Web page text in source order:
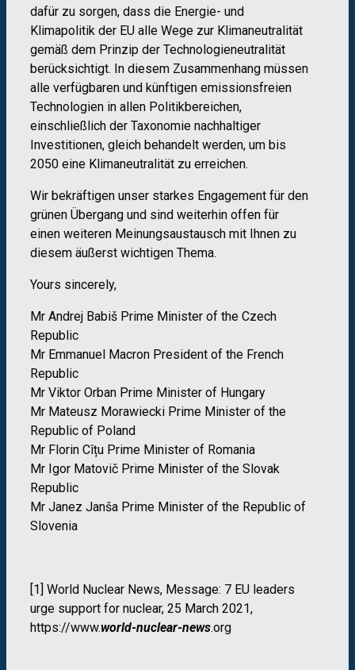
dafür zu sorgen, dass die Energie- und
Klimapolitik der EU alle Wege zur Klimaneutralität
gemäß dem Prinzip der Technologieneutralität
berücksichtigt. In diesem Zusammenhang müssen
alle verfügbaren und künftigen emissionsfreien
Technologien in allen Politikbereichen,
einschließlich der Taxonomie nachhaltiger
Investitionen, gleich behandelt werden, um bis
2050 eine Klimaneutralität zu erreichen.
Wir bekräftigen unser starkes Engagement für den
grünen Übergang und sind weiterhin offen für
einen weiteren Meinungsaustausch mit Ihnen zu
diesem äußerst wichtigen Thema.
Yours sincerely,
Mr Andrej Babiš Prime Minister of the Czech
Republic
Mr Emmanuel Macron President of the French
Republic
Mr Viktor Orban Prime Minister of Hungary
Mr Mateusz Morawiecki Prime Minister of the
Republic of Poland
Mr Florin Cîțu Prime Minister of Romania
Mr Igor Matovič Prime Minister of the Slovak
Republic
Mr Janez Janša Prime Minister of the Republic of
Slovenia
[1] World Nuclear News, Message: 7 EU leaders
urge support for nuclear, 25 March 2021,
https://www.world-nuclear-news.org